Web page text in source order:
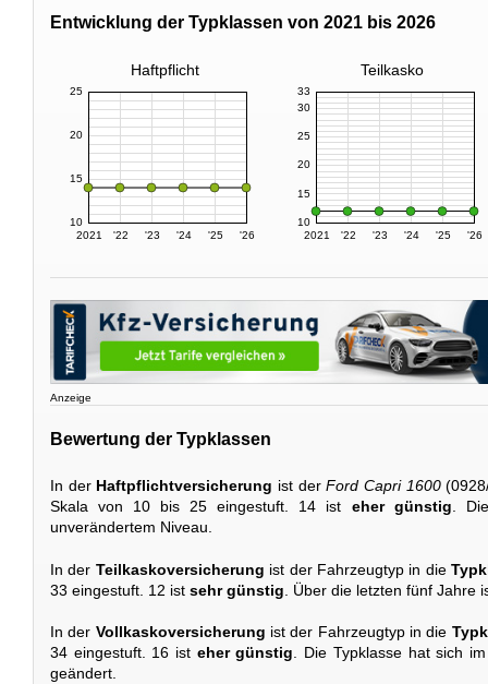
Entwicklung der Typklassen von 2021 bis 2026
Haftpflicht Teilkasko
2021 '22 '23 '24 '25 '26
10
15
20
25
2021 '22 '23 '24 '25 '26
10
15
20
25
30
33
Anzeige
Bewertung der Typklassen
In der Haftpflichtversicherung ist derFord Capri 1600
Skala von 10 bis 25 eingestuft. 14 ist eher günstig .
unverändertem Niveau.
In der Teilkaskoversicherung ist der Fahrzeugtyp in die
33 eingestuft. 12 ist sehr günstig . Über die letzten fünf Jahre
In der Vollkaskoversicherung ist der Fahrzeugtyp in die
34 eingestuft. 16 ist eher günstig. Die Typklasse hat sich
geändert.